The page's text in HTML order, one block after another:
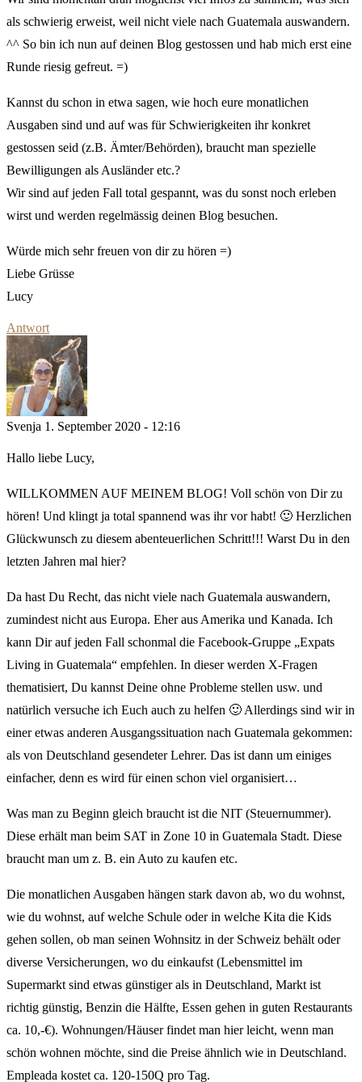
als schwierig erweist, weil nicht viele nach Guatemala auswandern.
^^ So bin ich nun auf deinen Blog gestossen und hab mich erst eine
Runde riesig gefreut. =)
Kannst du schon in etwa sagen, wie hoch eure monatlichen
Ausgaben sind und auf was für Schwierigkeiten ihr konkret
gestossen seid (z.B. Ämter/Behörden), braucht man spezielle
Bewilligungen als Ausländer etc.?
Wir sind auf jeden Fall total gespannt, was du sonst noch erleben
wirst und werden regelmässig deinen Blog besuchen.
Würde mich sehr freuen von dir zu hören =)
Liebe Grüsse
Lucy
Antwort
Svenja 1. September 2020 - 12:16
Hallo liebe Lucy,
WILLKOMMEN AUF MEINEM BLOG! Voll schön von Dir zu
hören! Und klingt ja total spannend was ihr vor habt! 🙂 Herzlichen
Glückwunsch zu diesem abenteuerlichen Schritt!!! Warst Du in den
letzten Jahren mal hier?
Da hast Du Recht, das nicht viele nach Guatemala auswandern,
zumindest nicht aus Europa. Eher aus Amerika und Kanada. Ich
kann Dir auf jeden Fall schonmal die Facebook-Gruppe „Expats
Living in Guatemala“ empfehlen. In dieser werden X-Fragen
thematisiert, Du kannst Deine ohne Probleme stellen usw. und
natürlich versuche ich Euch auch zu helfen 🙂 Allerdings sind wir in
einer etwas anderen Ausgangssituation nach Guatemala gekommen:
als von Deutschland gesendeter Lehrer. Das ist dann um einiges
einfacher, denn es wird für einen schon viel organisiert…
Was man zu Beginn gleich braucht ist die NIT (Steuernummer).
Diese erhält man beim SAT in Zone 10 in Guatemala Stadt. Diese
braucht man um z. B. ein Auto zu kaufen etc.
Die monatlichen Ausgaben hängen stark davon ab, wo du wohnst,
wie du wohnst, auf welche Schule oder in welche Kita die Kids
gehen sollen, ob man seinen Wohnsitz in der Schweiz behält oder
diverse Versicherungen, wo du einkaufst (Lebensmittel im
Supermarkt sind etwas günstiger als in Deutschland, Markt ist
richtig günstig, Benzin die Hälfte, Essen gehen in guten Restaurants
ca. 10,-€). Wohnungen/Häuser findet man hier leicht, wenn man
schön wohnen möchte, sind die Preise ähnlich wie in Deutschland.
Empleada kostet ca. 120-150Q pro Tag.